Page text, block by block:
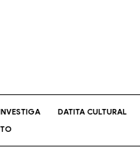
DATITA CULTURAL